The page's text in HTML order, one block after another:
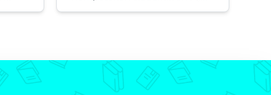
2025 Waktu: 07.00 – 16.30 WIB